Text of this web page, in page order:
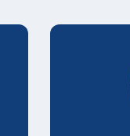
Testimonials